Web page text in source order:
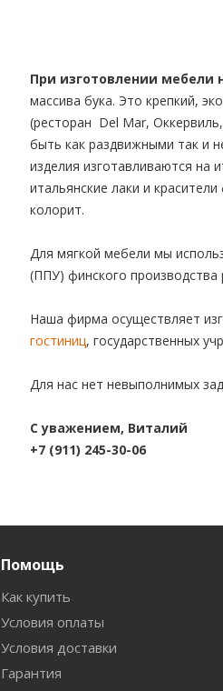
При изготовлении мебели
массива бука. Это крепкий,
(ресторан Del Mar,
быть как раздвижными так и
изделия изготавливаются на
итальянские лаки и
колорит.
Для мягкой мебели мы
(ППУ) финского производства
Наша фирма осуществляет
гостиниц, государственных
Для нас нет невыполнимых
С уважением, Виталий
+7 (911) 245-30-06
Помощь
Как купить
Условия оплаты
Условия доставки
Гарантия